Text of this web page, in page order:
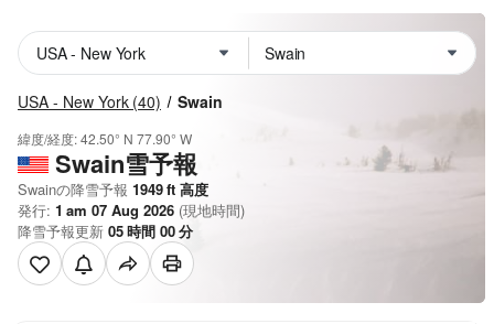
USA - New York (40) Swain
緯度/経度:42.50° N 77.90° W
Swain雪予報
Swainの降雪予報 1949ft 高度
発行: 1 am 07 Aug 2026 (現地時間)
降雪予報更新 05時間 00分